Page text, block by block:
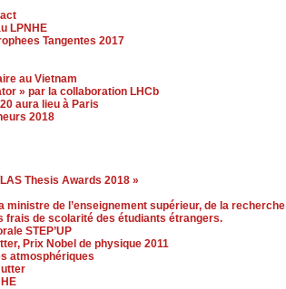
LPNHE
Tangentes 2017
au Vietnam
» par la collaboration LHCb
aura lieu à Paris
2018
Thesis Awards 2018 »
de l’enseignement supérieur, de la recherche
frais de scolarité des étudiants étrangers.
STEP’UP
Prix Nobel de physique 2011
atmosphériques